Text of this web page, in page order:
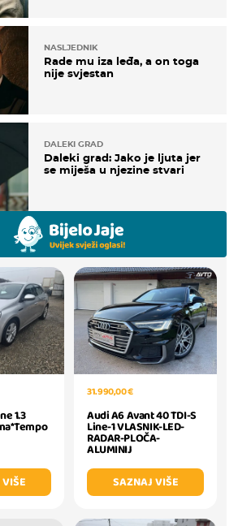
NASLJEDNIK
Rade mu iza leđa, a on toga
nije svjestan
DALEKI GRAD
Daleki grad: Jako je ljuta jer
se miješa u njezine stvari
1.3
31.990,00 €
Audi A6 Avant 40 TDI-S
Line-1 VLASNIK-LED-
RADAR-PLOČA-
ALUMINIJ
SAZNAJ VIŠE